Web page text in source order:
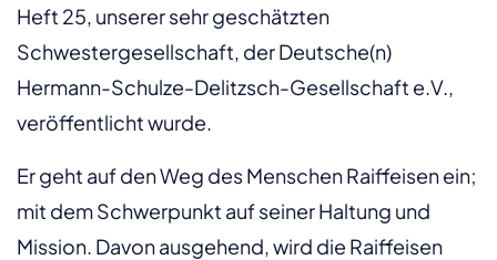
Heft 25, unserer sehr geschätzten
Schwestergesellschaft, der Deutsche(n)
Hermann-Schulze-Delitzsch-Gesellschaft e.V.,
veröffentlicht wurde.
Er geht auf den Weg des Menschen Raiffeisen ein;
mit dem Schwerpunkt auf seiner Haltung und
Mission. Davon ausgehend, wird die Raiffeisen